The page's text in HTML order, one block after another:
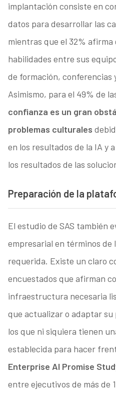
implantación consiste en
datos para desarrollar las
mientras que el 32%
habilidades entre sus
de formación, conferencias
Asimismo, para el 49% de
confianza es un gran
problemas culturales
en los resultados de la IA y
los resultados de las
Preparación de la
El estudio de SAS también
empresarial en términos
requerida. Existe un claro
encuestados que afirman
infraestructura necesaria
que actualizar o adaptar
los que ni siquiera tienen
establecida para hacer
Enterprise AI Promise
entre ejecutivos de más de